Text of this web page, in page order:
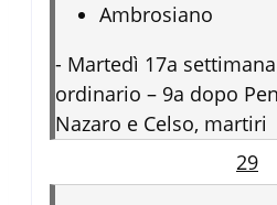
Ambrosiano
- Martedì 17a
ordinario – 9a dopo
Nazaro e Celso, martiri
29